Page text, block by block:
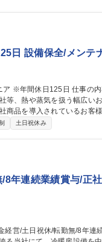
日 設備保全/メンテ
等、熱や蒸気を扱う幅広い
立つ提案をしながら販売も
土日祝休み
8年連続業績賞与/正